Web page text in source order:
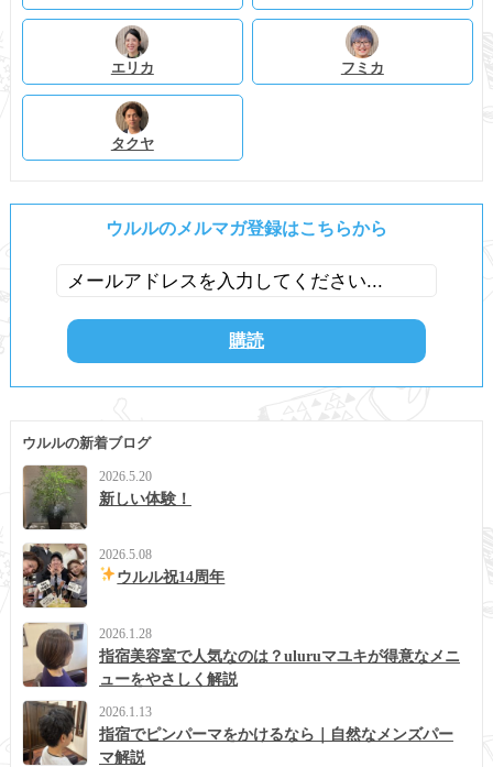
エリカ フミカ
タクヤ
ウルルのメルマガ登録はこちらから
ウルルの新着ブログ
2026.5.20
新しい体験！
2026.5.08
ウルル祝14周年
2026.1.28
指宿美容室で人気なのは？uluruマユキが得意なメニ
ューをやさしく解説
2026.1.13
指宿でピンパーマをかけるなら｜自然なメンズパー
マ解説